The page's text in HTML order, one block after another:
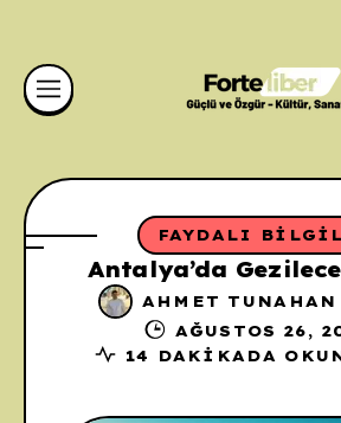
FAYDALI
Antalya’da
AHMET
AĞUSTOS 26,
14 DAKIKADA